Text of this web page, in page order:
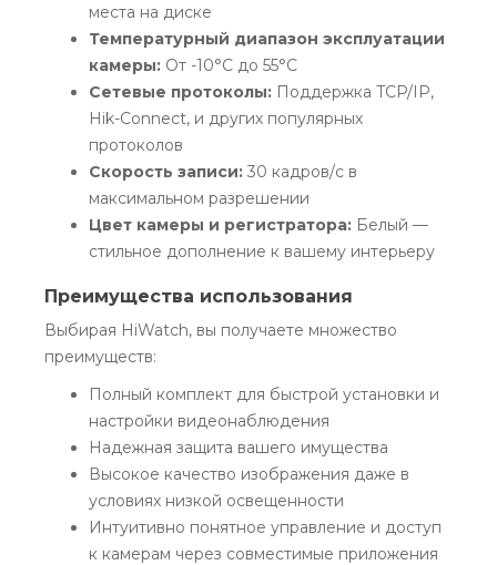
места на диске
Температурный диапазон эксплуатации
камеры: От -10°C до 55°C
Сетевые протоколы: Поддержка TCP/IP,
Hik-Connect, и других популярных
протоколов
Скорость записи: 30 кадров/с в
максимальном разрешении
Цвет камеры и регистратора: Белый —
стильное дополнение к вашему интерьеру
Преимущества использования
Выбирая HiWatch, вы получаете множество
преимуществ:
Полный комплект для быстрой установки и
настройки видеонаблюдения
Надежная защита вашего имущества
Высокое качество изображения даже в
условиях низкой освещенности
Интуитивно понятное управление и доступ
к камерам через совместимые приложения